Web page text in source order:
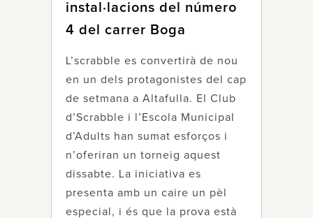
instal·lacions del número
4 del carrer Boga
L’scrabble es convertirà de nou
en un dels protagonistes del cap
de setmana a Altafulla. El Club
d’Scrabble i l’Escola Municipal
d’Adults han sumat esforços i
n’oferiran un torneig aquest
dissabte. La iniciativa es
presenta amb un caire un pèl
especial, i és que la prova està